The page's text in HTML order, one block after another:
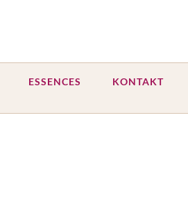
ESSENCES KONTAKT